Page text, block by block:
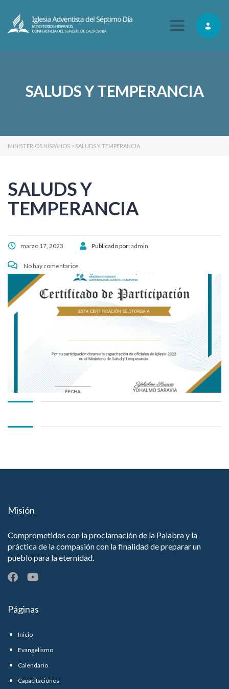
Toggle
SALUDS Y TEMPERANCIA
MINISTERIOS HISPANOS > SALUDS Y TEMPERANCIA
SALUDS Y
TEMPERANCIA
marzo 17, 2023 Publicado por:admin
No hay comentarios
Misión
Comprometidos con la proclamación de la Palabra y la
práctica de la compasión con la finalidad de preparar un
pueblo para la eternidad.
Páginas
Inicio
Evangelismo
Calendario
Capacitaciones